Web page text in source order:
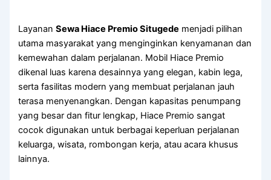
LayananSewa Hiace Premio Situgede menjadi pilihan
utama masyarakat yang menginginkan kenyamanan dan
kemewahan dalam perjalanan. Mobil Hiace Premio
dikenal luas karena desainnya yang elegan, kabin lega,
serta fasilitas modern yang membuat perjalanan jauh
terasa menyenangkan. Dengan kapasitas penumpang
yang besar dan fitur lengkap, Hiace Premio sangat
cocok digunakan untuk berbagai keperluan perjalanan
keluarga, wisata, rombongan kerja, atau acara khusus
lainnya.